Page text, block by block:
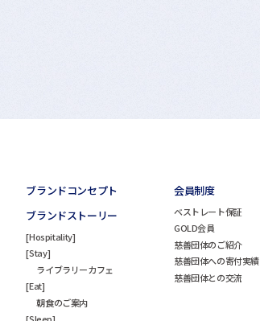
ブランドコンセプト
ブランドストーリー
Hospitality
Stay
ライブラリーカフェ
Eat
朝食のご案内
会員制度
ベストレート保証
GOLD会員
慈善団体のご紹介
慈善団体への寄付実績
慈善団体との交流